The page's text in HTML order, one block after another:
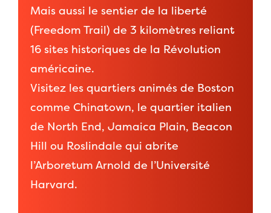
Mais aussi le sentier de la liberté
(Freedom Trail) de 3 kilomètres reliant
16 sites historiques de la Révolution
américaine.
Visitez les quartiers animés de Boston
comme Chinatown, le quartier italien
de North End, Jamaica Plain, Beacon
Hill ou Roslindale qui abrite
l’Arboretum Arnold de l’Université
Harvard.